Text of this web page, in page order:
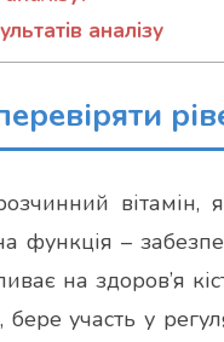
аналізу
функція –
на здоров’я
бере участь у